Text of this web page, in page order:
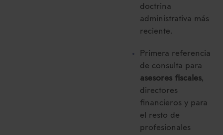
doctrina
administrativa más
reciente.
Primera referencia
de consulta para
asesores fiscales,
directores
financieros y para
el resto de
profesionales